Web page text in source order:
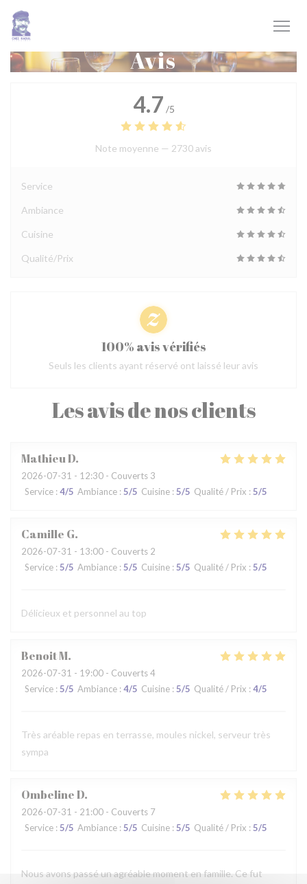
Personnalisation de vos choix en matière de cookies
Avis
Les avis de nos clients
MathieuD
2026-07-31 - 12:30 - Couverts 3
Service : 4/5 Ambiance : 5/5 Cuisine : 5/5 Qualité / Prix : 5/5
Camille G
2026-07-31 - 13:00 - Couverts 2
Service : 5/5 Ambiance : 5/5 Cuisine : 5/5 Qualité / Prix : 5/5
Délicieux et personnel au top
BenoitM
2026-07-31 - 19:00 - Couverts 4
Service : 5/5 Ambiance : 4/5 Cuisine : 5/5 Qualité / Prix : 4/5
Très aréable repas en terrasse, moules nickel, serveur très
sympa
OmbelineD
2026-07-31 - 21:00 - Couverts 7
Service : 5/5 Ambiance : 5/5 Cuisine : 5/5 Qualité / Prix : 5/5
Nous avons passé un agréable moment en famille. Ce fut
4.7 /5
Note moyenne — 2730 avis
Service
Ambiance
Cuisine
Qualité/Prix
100% avis vérifiés
Seuls les clients ayant réservé ont laissé leur avis